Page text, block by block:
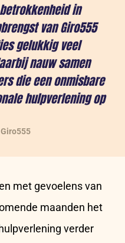
in
van Giro555
gelukkig veel
nauw samen
die een onmisbare
hulpverlening op
met gevoelens van
maanden het
verder